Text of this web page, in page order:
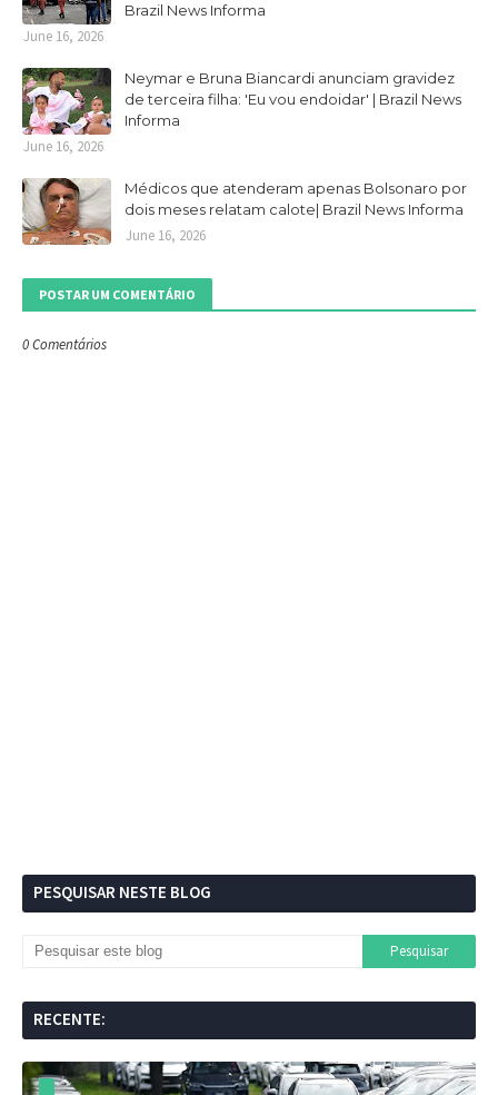
Brazil News Informa
June 16, 2026
Neymar e Bruna Biancardi anunciam gravidez
de terceira filha: 'Eu vou endoidar' | Brazil News
Informa
June 16, 2026
Médicos que atenderam apenas Bolsonaro por
dois meses relatam calote| Brazil News Informa
June 16, 2026
POSTAR UM COMENTÁRIO
0 Comentários
PESQUISAR NESTE BLOG
RECENTE: